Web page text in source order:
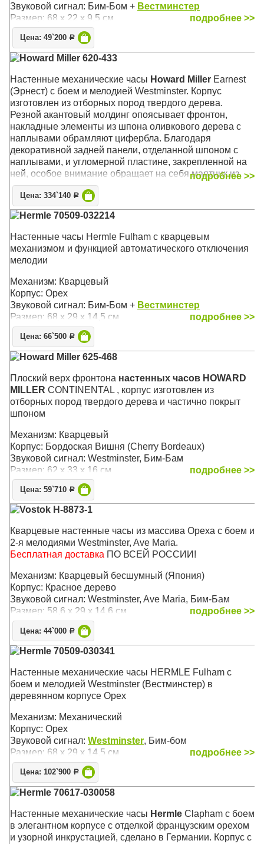
Звуковой сигнал: Бим-Бом + Вестминстер
Размер: 68 х 22 х 9,5 см
подробнее >>
Цена: 49`200 Р
Howard Miller 620-433
Настенные механические часы Howard Miller Earnest
(Эрнест) с боем и мелодией Westminster. Корпус
изготовлен из отборных пород твердого дерева.
Резной акантовый молдинг опоясывает фронтон,
накладные элементы из шпона оливкового дерева с
наплывами обрамляют цифербла. Благодаря
декоративной задней панели, отделанной шпоном с
наплывами, и угломерной пластине, закрепленной на
ней, особое внимание обращает на себя маятник из
полированной латуни
Механизм: Механический
Корпус: Хэмптонской Вишни (Hampton Cherry),
Звуковой сигнал: Westminster+ Бим-бом
Размер: 91 х 37 х 17 см
подробнее >>
Цена: 334`140 Р
Hermle 70509-032214
Настенные часы Hermle Fulham с кварцевым
механизмом и функцией автоматического отключения
мелодии
Механизм: Кварцевый
Корпус: Орех
Звуковой сигнал: Бим-Бом + Вестминстер
Размер: 68 х 29 х 14,5 см
подробнее >>
Цена: 66`500 Р
Howard Miller 625-468
Плоский верх фронтона настенных часов HOWARD
MILLER CONTINENTAL , корпус изготовлен из
отборных пород твердого дерева и частично покрыт
шпоном
Механизм: Кварцевый
Корпус: Бордоская Вишня (Cherry Bordeaux)
Звуковой сигнал: Westminster, Бим-Бам
Размер: 62 x 33 х 16 см
подробнее >>
Цена: 59`710 Р
Vostok H-8873-1
Кварцевые настенные часы из массива Ореха с боем и
2-я мелодиями Westminster, Ave Maria.
Бесплатная доставка ПО ВСЕЙ РОССИИ!
Механизм: Кварцевый бесшумный (Япония)
Корпус: Красное дерево
Звуковой сигнал: Westminster, Ave Maria, Бим-Бам
Размер: 58,6 х 29 х 14,6 см
подробнее >>
Цена: 44`000 Р
Hermle 70509-030341
Настенные механические часы HERMLE Fulham с
боем и мелодией Westminster (Вестминстер) в
деревянном корпусе Орех
Механизм: Механический
Корпус: Орех
Звуковой сигнал: Westminster, Бим-бом
Размер: 68 х 29 х 14,5 см
подробнее >>
Цена: 102`900 Р
Hermle 70617-030058
Настенные механические часы Hermle Clapham с боем
в элегантном корпусе с отделкой французским орехом
и узорной инкрустацией, сделано в Германии. Корпус с